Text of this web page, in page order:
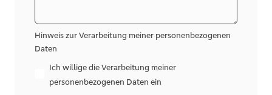
Hinweis zur Verarbeitung meiner personenbezogenen
Daten
Ich willige die Verarbeitung meiner
personenbezogenen Daten ein